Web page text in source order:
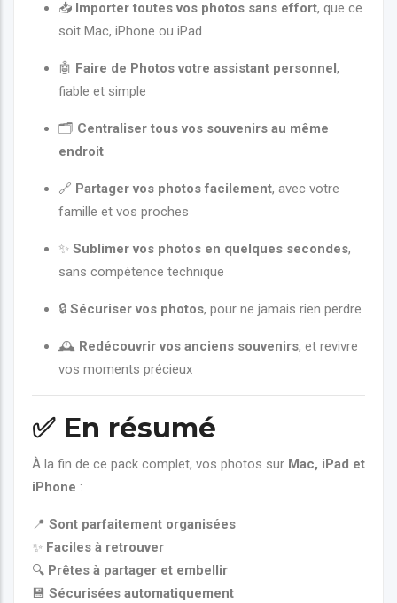
📥 Importer toutes vos photos sans effort, que ce
soit Mac, iPhone ou iPad
🤖 Faire de Photos votre assistant personnel,
fiable et simple
🗂️ Centraliser tous vos souvenirs au même
endroit
🔗 Partager vos photos facilement, avec votre
famille et vos proches
✨ Sublimer vos photos en quelques secondes,
sans compétence technique
🔒 Sécuriser vos photos, pour ne jamais rien perdre
🕰️ Redécouvrir vos anciens souvenirs, et revivre
vos moments précieux
✅ En résumé
À la fin de ce pack complet, vos photos sur Mac, iPad et
iPhone :
📍 Sont parfaitement organisées
✨ Faciles à retrouver
🔍 Prêtes à partager et embellir
💾 Sécurisées automatiquement